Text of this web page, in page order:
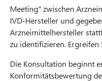
Meeting" zwischen
IVD-Hersteller und
Arzneimittelhersteller
zu identifizieren. Ergreifen
Die Konsultation beginnt
Konformitätsbewertung